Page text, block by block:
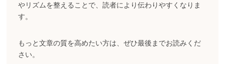
やリズムを整えることで、読者により伝わりやすくなりま
す。
もっと文章の質を高めたい方は、ぜひ最後までお読みくだ
さい。